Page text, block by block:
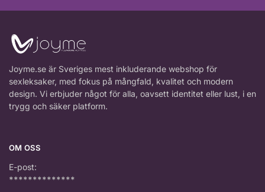
Joyme.se är Sveriges mest inkluderande webshop för
sexleksaker, med fokus på mångfald, kvalitet och modern
design. Vi erbjuder något för alla, oavsett identitet eller lust, i en
trygg och säker platform.
OM OSS
E-post:
**************